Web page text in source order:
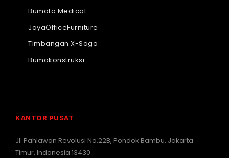
Bumata Medical
JayaOfficeFurniture
Timbangan X-Sago
Bumakonstruksi
KANTOR PUSAT
Jl. Pahlawan Revolusi No.22B, Pondok Bambu, Jakarta
Timur, Indonesia 13430